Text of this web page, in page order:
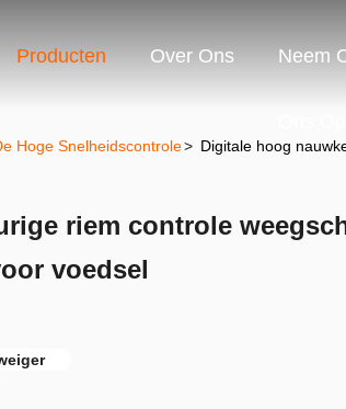
Producten Over Ons Neem
Hoge Snelheidscontrole> Digitale hoog
riem controle
voedsel